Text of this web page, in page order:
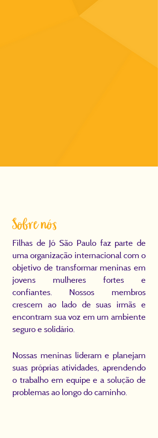
Sobre nós
Filhas de Jó São Paulo faz parte de
uma organização internacional com o
objetivo de transformar meninas em
jovens mulheres fortes e
confiantes. Nossos membros
crescem ao lado de suas irmãs e
encontram sua voz em um ambiente
seguro e solidário.
Nossas meninas lideram e planejam
suas próprias atividades, aprendendo
o trabalho em equipe e a solução de
problemas ao longo do caminho.